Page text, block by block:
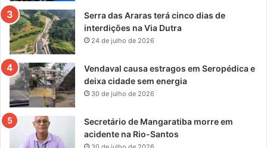
Serra das Araras terá cinco dias de
interdições na Via Dutra
24 de julho de 2026
Vendaval causa estragos em Seropédica e
deixa cidade sem energia
30 de julho de 2026
Secretário de Mangaratiba morre em
acidente na Rio-Santos